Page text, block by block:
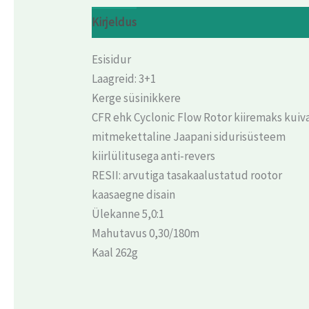
Kirjeldus
Esisidur
Laagreid: 3+1
Kerge süsinikkere
CFR ehk Cyclonic Flow Rotor kiiremaks
mitmekettaline Jaapani sidurisüsteem
kiirlülitusega anti-revers
RESII: arvutiga tasakaalustatud rootor
kaasaegne disain
Ülekanne 5,0:1
Mahutavus 0,30/180m
Kaal 262g